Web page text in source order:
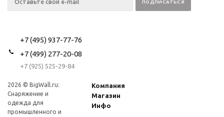
+7 (495) 937-77-76
+7 (499) 277-20-08
+7 (925) 525-29-84
2026 © BigWall.ru:
Снаряжение и
одежда для
промышленного и
Компания
Магазин
Инфо